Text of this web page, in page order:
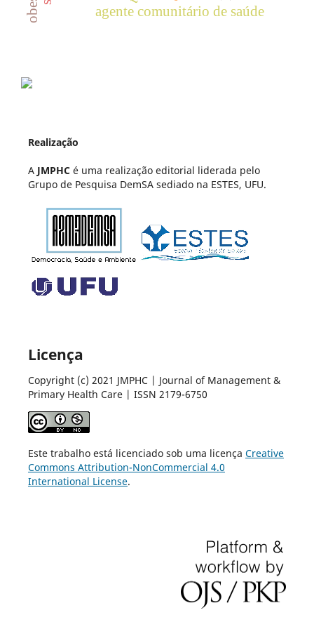
agente comunitário de saúde
Realização
A JMPHCé uma realização editorial liderada pelo
Grupo de Pesquisa DemSA sediado na ESTES, UFU.
Licença
Copyright (c) 2021 JMPHC | Journal of Management &
Primary Health Care | ISSN 2179-6750
Este trabalho está licenciado sob uma licença Creative
Commons Attribution-NonCommercial 4.0
International License.